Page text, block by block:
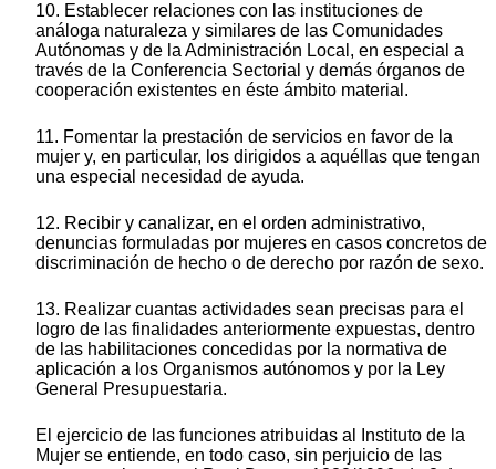
10. Establecer relaciones con las instituciones de
análoga naturaleza y similares de las Comunidades
Autónomas y de la Administración Local, en especial a
través de la Conferencia Sectorial y demás órganos de
cooperación existentes en éste ámbito material.
11. Fomentar la prestación de servicios en favor de la
mujer y, en particular, los dirigidos a aquéllas que tengan
una especial necesidad de ayuda.
12. Recibir y canalizar, en el orden administrativo,
denuncias formuladas por mujeres en casos concretos de
discriminación de hecho o de derecho por razón de sexo.
13. Realizar cuantas actividades sean precisas para el
logro de las finalidades anteriormente expuestas, dentro
de las habilitaciones concedidas por la normativa de
aplicación a los Organismos autónomos y por la Ley
General Presupuestaria.
El ejercicio de las funciones atribuidas al Instituto de la
Mujer se entiende, en todo caso, sin perjuicio de las